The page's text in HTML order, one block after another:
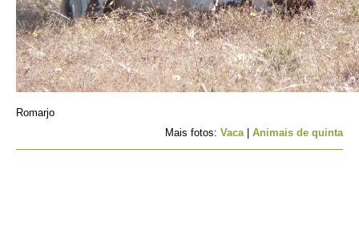
Romarjo
Mais fotos: Vaca| Animais de quinta